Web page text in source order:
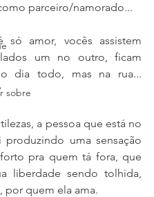
sobre
parceiro/namorado...
só amor, vocês assistem
um no outro, ficam
dia todo, mas na rua...
a pessoa que está no
produzindo uma sensação
pra quem tá fora, que
liberdade sendo tolhida,
por quem ela ama.